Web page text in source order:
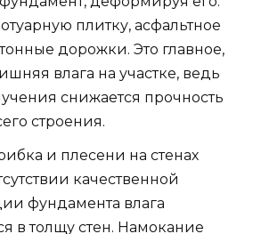
плитку, асфальтное
дорожки. Это главное,
влага на участке, ведь
снижается прочность
строения.
и плесени на стенах
качественной
фундамента влага
в толщу стен. Намокание